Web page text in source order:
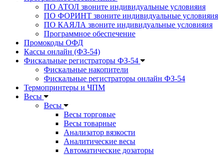
ПО АТОЛ звоните индивидуальные условияия
ПО ФОРИНТ звоните индивидуальные условияия
ПО КАЯЛА звоните индивидуальные условияия
Программное обеспечение
Промокоды ОФД
Кассы онлайн (ФЗ-54)
Фискальные регистраторы ФЗ-54
Фискальные накопители
Фискальные регистраторы онлайн ФЗ-54
Термопринтеры и ЧПМ
Весы
Весы
Весы торговые
Весы товарные
Анализатор вязкости
Аналитические весы
Автоматические дозаторы